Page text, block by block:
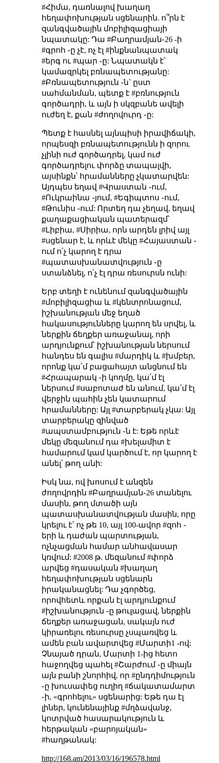
#Հիմա, դառնալով խաղաղ
հեղափոխության սցենարին. ո՞րն է
զանգվածային մոբիլիզացիայի
նպատակը: Դա #Բաղրամյան֊26 -ի
#գրոհ ֊ը չէ, ոչ էլ #ինքնանպատակ
#երգ ու #պար ֊ը: Նպատակն է՝
կամազրկել բռնապետությանը:
#Բռնապետություն ֊ն` ըստ
սահմանման, պետք է #բռնություն
գործադրի, և այն ի սկզբանե ավելի
ուժեղ է, քան #ժողովուրդ ֊ը:
Պետք է հասնել այնպիսի իրավիճակի,
որպեսզի բռնապետությունն ի զորու
չլինի ուժ գործադրել, կամ ուժ
գործադրելու փորձը տապալվի,
այսինքն՝ հրամանները չկատարվեն:
Այդպես եղավ #Վրաստան ֊ում,
#Ուկրաինա ֊յում, #Եգիպտոս ֊ում,
#Թունիս ֊ում: Որտեղ դա չեղավ, եղավ
քաղաքացիական պատերազմ՝
#Լիբիա, #Սիրիա, որն արդեն լրիվ այլ
#սցենար է, և որևէ մեկը #Հայաստան ֊
ում ո՛չ կարող է դրա
#պատասխանատվություն ֊ը
ստանձնել, ո՛չ էլ դրա ռեսուրսն ունի:
Երբ տեղի է ունենում զանգվածային
#մոբիլիզացիա և #կենտրոնացում,
իշխանության մեջ եղած
հակասությունները կարող են սրվել, և
ներքին ճեղքեր առաջանալ, որի
արդյունքում՝ իշխանության ներսում
հանդես են գալիս #մարդիկ և #խմբեր,
որոնք կա՛մ բացահայտ անցնում են
#Հրապարակ ֊ի կողմը, կա՛մ էլ
ներսում #սաբոտաժ են անում, կա՛մ էլ
վերջին պահին չեն կատարում
հրամանները: Այլ #տարբերակ չկա: Այլ
տարբերակը զինված
#ապստամբություն ֊ն է: Եթե որևէ
մեկը մեզանում դա #խելամիտ է
համարում կամ կարծում է, որ կարող է
անել՝ թող անի:
Իսկ նա, ով խոսում է անզեն
ժողովրդին #Բաղրամյան֊26 տանելու
մասին, թող մտածի այն
պատասխանատվության մասին, որը
կրելու է՝ ոչ թե 10, այլ 100-ավոր #զոհ ֊
երի և դաժան պարտության,
ոչնչացման համար անհավասար
կռվում: #2008 թ. մեզանում #փորձ
արվեց #դասական #խաղաղ
հեղափոխության սցենարն
իրականացնել: Դա չգործեց,
որովհետև որքան էլ արդյունքում
#իշխանություն ֊ը թուլացավ, ներքին
ճեղքեր առաջացան, սակայն ուժ
կիրառելու ռեսուրսը չսպառվեց և
ամեն բան ավարտվեց #Մարտի1 -ով:
Չնայած դրան, Մարտի 1-ից հետո
հաջողվեց պահել #Շարժում ֊ը միայն
այն բանի շնորհիվ, որ #ընդդիմություն
֊ը խուսափեց ուղիղ #ճակատամարտ
֊ի, «գրոհելու» սցենարից: Եթե դա էլ
լիներ, կունենայինք #մղձավանջ,
կոտրված հասարակություն և
հերթական «բարոյական»
#հաղթանակ:
http://168.am/2013/03/16/196578.html